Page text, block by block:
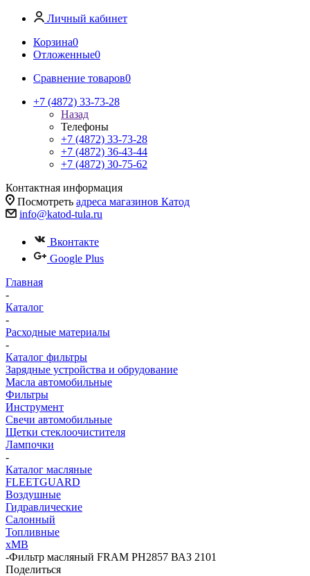
Личный кабинет
Корзина0
Отложенные0
Сравнение товаров0
+7 (4872) 33-73-28
Назад
Телефоны
+7 (4872) 33-73-28
+7 (4872) 36-43-44
+7 (4872) 30-75-62
Контактная информация
Посмотреть адреса магазинов Катод
info@katod-tula.ru
Вконтакте
Google Plus
Главная
-
Каталог
-
Расходные материалы
-
Каталог фильтры
Зарядные устройства и обрудование
Масла автомобильные
Фильтры
Инструмент
Свечи автомобильные
Щетки стеклоочистителя
Лампочки
-
Каталог масляные
FLEETGUARD
Воздушные
Гидравлические
Салонный
Топливные
хMB
-Фильтр масляный FRAM PH2857 ВАЗ 2101
Поделиться